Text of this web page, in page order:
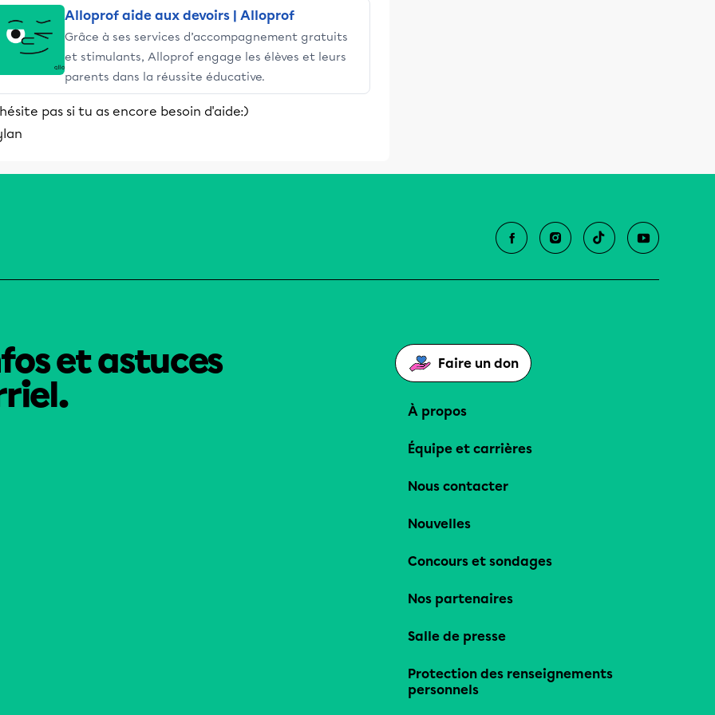
Alloprof aide aux devoirs | Alloprof
Grâce à ses services d’accompagnement gratuits
et stimulants, Alloprof engage les élèves et leurs
parents dans la réussite éducative.
pas si tu as encore besoin d'aide:)
et astuces
Faire un don
À propos
Équipe et carrières
Nous contacter
Nouvelles
Concours et sondages
Nos partenaires
Salle de presse
Protection des renseignements
personnels